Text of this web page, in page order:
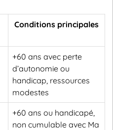
Conditions principales
+60 ans avec perte
d’autonomie ou
handicap, ressources
modestes
+60 ans ou handicapé,
non cumulable avec Ma